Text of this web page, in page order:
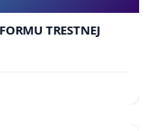
TRESTNEJ